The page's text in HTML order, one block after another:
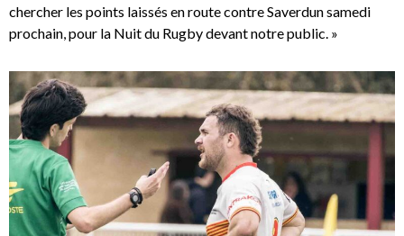
chercher les points laissés en route contre Saverdun samedi
prochain, pour la Nuit du Rugby devant notre public. »